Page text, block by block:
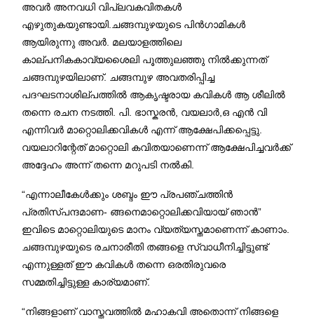
അവർ അനവധി വിപ്ലവകവിതകൾ
എഴുതുകയുണ്ടായി.ചങ്ങമ്പുഴയുടെ പിൻഗാമികൾ
ആയിരുന്നു അവർ. മലയാളത്തിലെ
കാല്പനികകാവ്യശൈലി പൂത്തുലഞ്ഞു നിൽക്കുന്നത്
ചങ്ങമ്പുഴയിലാണ്. ചങ്ങമ്പുഴ അവതരിപ്പിച്ച
പദഘടനാശില്പത്തിൽ ആകൃഷ്ടരായ കവികൾ ആ ശീലിൽ
തന്നെ രചന നടത്തി. പി. ഭാസ്കരൻ, വയലാർ,ഒ എൻ വി
എന്നിവർ മാറ്റൊലിക്കവികൾ എന്ന് ആക്ഷേപിക്കപ്പെട്ടു.
വയലാറിന്റേത് മാറ്റൊലി കവിതയാണെന്ന് ആക്ഷേപിച്ചവർക്ക്
അദ്ദേഹം അന്ന് തന്നെ മറുപടി നൽകി.
“എന്നാലീകേൾക്കും ശബ്ദം ഈ പ്രപഞ്ചത്തിൻ
പ്രതിസ്പന്ദമാണ- ങ്ങനെമാറ്റൊലിക്കവിയായ് ഞാൻ”
ഇവിടെ മാറ്റൊലിയുടെ മാനം വ്യത്യസ്തമാണെന്ന് കാണാം.
ചങ്ങമ്പുഴയുടെ രചനാരീതി തങ്ങളെ സ്വാധീനിച്ചിട്ടുണ്ട്
എന്നുള്ളത് ഈ കവികൾ തന്നെ ഒരതിരുവരെ
സമ്മതിച്ചിട്ടുള്ള കാര്യമാണ്.
“നിങ്ങളാണ് വാസ്തവത്തിൽ മഹാകവി അതൊന്ന് നിങ്ങളെ